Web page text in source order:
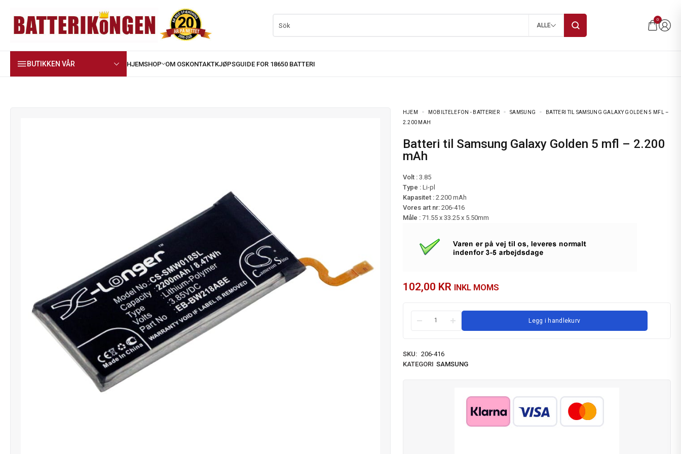
ALLE
0
BUTIKKEN VÅR
HJEM MOBILTELEFON - BATTERIER SAMSUNG
BATTERI TIL SAMSUNG GALAXY GOLDEN 5 MFL –
2.200 MAH
Batteri til Samsung Galaxy Golden 5 mfl – 2.200
mAh
Volt :3.85
Type : Li-pl
Kapasitet : 2.200 mAh
Vores art nr: 206-416
Måle : 71.55 x 33.25 x 5.50mm
102,00 KR INKL MOMS
Legg i handlekurv
SKU: 206-416
KATEGORI SAMSUNG